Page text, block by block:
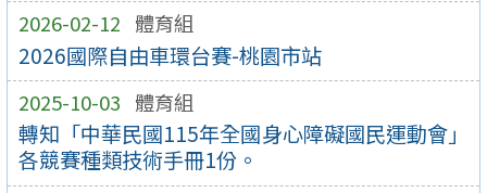
2026-02-12 體育組
2026國際自由車環台賽-桃園市站
2025-10-03 體育組
轉知「中華民國115年全國身心障礙國民運動會」
各競賽種類技術手冊1份。